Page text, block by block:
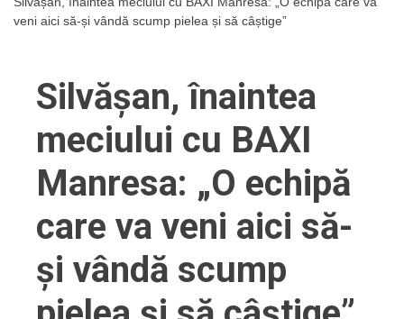
veni aici să-și vândă scump pielea și să câștige”
Silvășan, înaintea
meciului cu BAXI
Manresa: „O echipă
care va veni aici să-
și vândă scump